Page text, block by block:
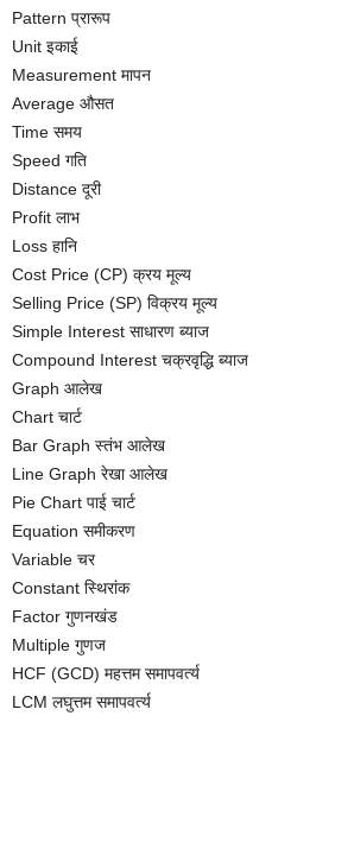
Pattern प्रारूप
Unit इकाई
Measurement मापन
Average औसत
Time समय
Speed गति
Distance दूरी
Profit लाभ
Loss हानि
Cost Price (CP) क्रय मूल्य
Selling Price (SP) विक्रय मूल्य
Simple Interest साधारण ब्याज
Compound Interest चक्रवृद्धि ब्याज
Graph आलेख
Chart चार्ट
Bar Graph स्तंभ आलेख
Line Graph रेखा आलेख
Pie Chart पाई चार्ट
Equation समीकरण
Variable चर
Constant स्थिरांक
Factor गुणनखंड
Multiple गुणज
HCF (GCD) महत्तम समापवर्त्य
LCM लघुत्तम समापवर्त्य